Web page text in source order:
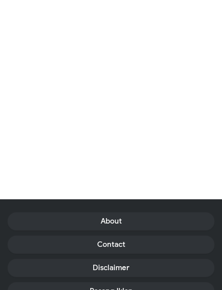
About
Contact
Disclaimer